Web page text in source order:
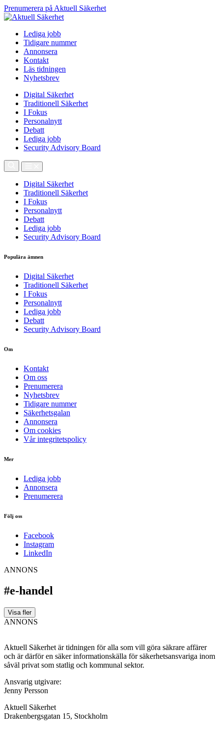
Prenumerera på Aktuell Säkerhet
Lediga jobb
Tidigare nummer
Annonsera
Kontakt
Läs tidningen
Nyhetsbrev
Digital Säkerhet
Traditionell Säkerhet
I Fokus
Personalnytt
Debatt
Lediga jobb
Security Advisory Board
Digital Säkerhet
Traditionell Säkerhet
I Fokus
Personalnytt
Debatt
Lediga jobb
Security Advisory Board
Populära ämnen
Digital Säkerhet
Traditionell Säkerhet
I Fokus
Personalnytt
Lediga jobb
Debatt
Security Advisory Board
Om
Kontakt
Om oss
Prenumerera
Nyhetsbrev
Tidigare nummer
Säkerhetsgalan
Annonsera
Om cookies
Vår integritetspolicy
Mer
Lediga jobb
Annonsera
Prenumerera
Följ oss
Facebook
Instagram
LinkedIn
ANNONS
#e-handel
Visa fler
ANNONS
Aktuell Säkerhet är tidningen för alla som vill göra säkrare affärer
och är därför en säker informationskälla för säkerhets­ansvariga inom
såväl privat som statlig och kommunal sektor.
Ansvarig utgivare:
Jenny Persson
Aktuell Säkerhet
Drakenbergsgatan 15, Stockholm